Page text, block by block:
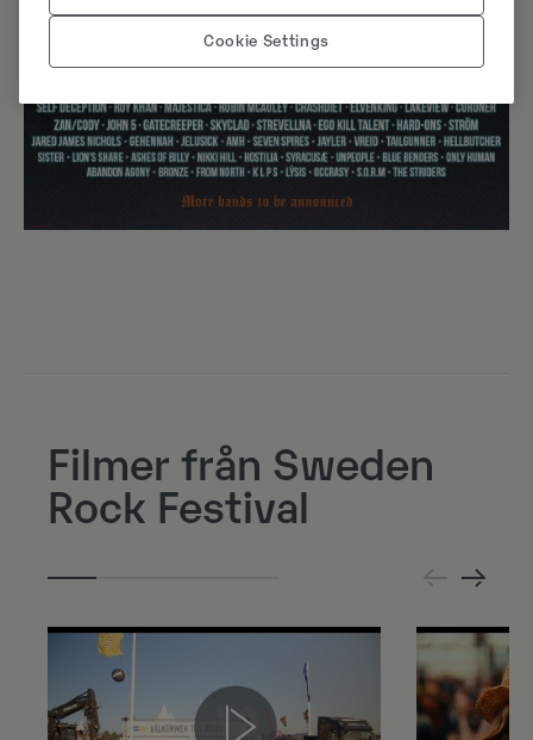
Filmer från Sweden
Rock Festival
Cookie Settings